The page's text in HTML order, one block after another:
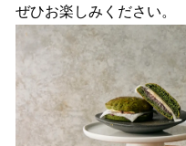
ぜひお楽しみください。